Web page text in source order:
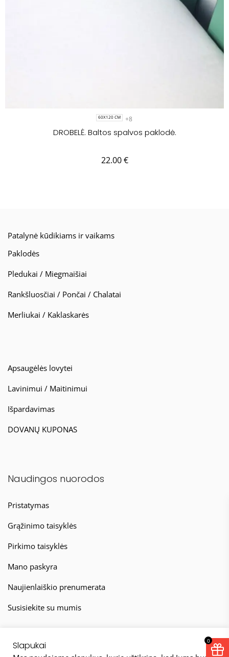
60X120 CM +8
DROBELĖ. Baltos spalvos paklodė.
22.00€
Patalynė kūdikiams ir vaikams
Paklodės
Pledukai / Miegmaišiai
Rankšluosčiai / Pončai / Chalatai
Merliukai / Kaklaskarės
Apsaugėlės lovytei
Lavinimui / Maitinimui
Išpardavimas
DOVANŲ KUPONAS
Naudingos nuorodos
Pristatymas
Grąžinimo taisyklės
Pirkimo taisyklės
Mano paskyra
Naujienlaiškio prenumerata
Susisiekite su mumis
Slapukai 0